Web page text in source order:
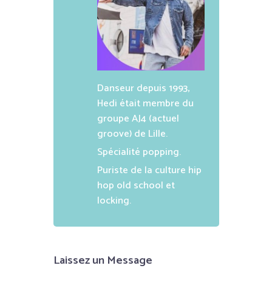
Danseur depuis 1993,
Hedi était membre du
groupe AJ4 (actuel
groove) de Lille.
Spécialité popping.
Puriste de la culture hip
hop old school et
locking.
Laissez un Message